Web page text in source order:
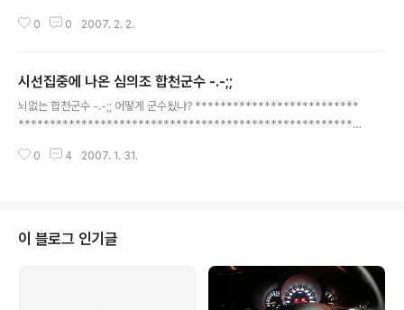
0 0 2007. 2. 2.
시선집중에 나온 심의조 합천군수 -.-;;
뇌없는 합천군수 -.-;; 어떻게 군수됬냐? **************************
******************************************************
다. 요즘 경남 합천군이 주목을 받고 있는데요. 아시다시피 합천은 전두환 전 대
다. 여보세요. ☎ 심의조 / 합천군수 : 네. ☎ 손석희 / 진행 : 안녕하십니까? ☎
심의조 / 합천군수 : 예, 수고하십니다. ☎ ..
0 4 2007. 1. 31.
이 블로그 인기글